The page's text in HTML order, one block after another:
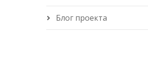
Блог проекта